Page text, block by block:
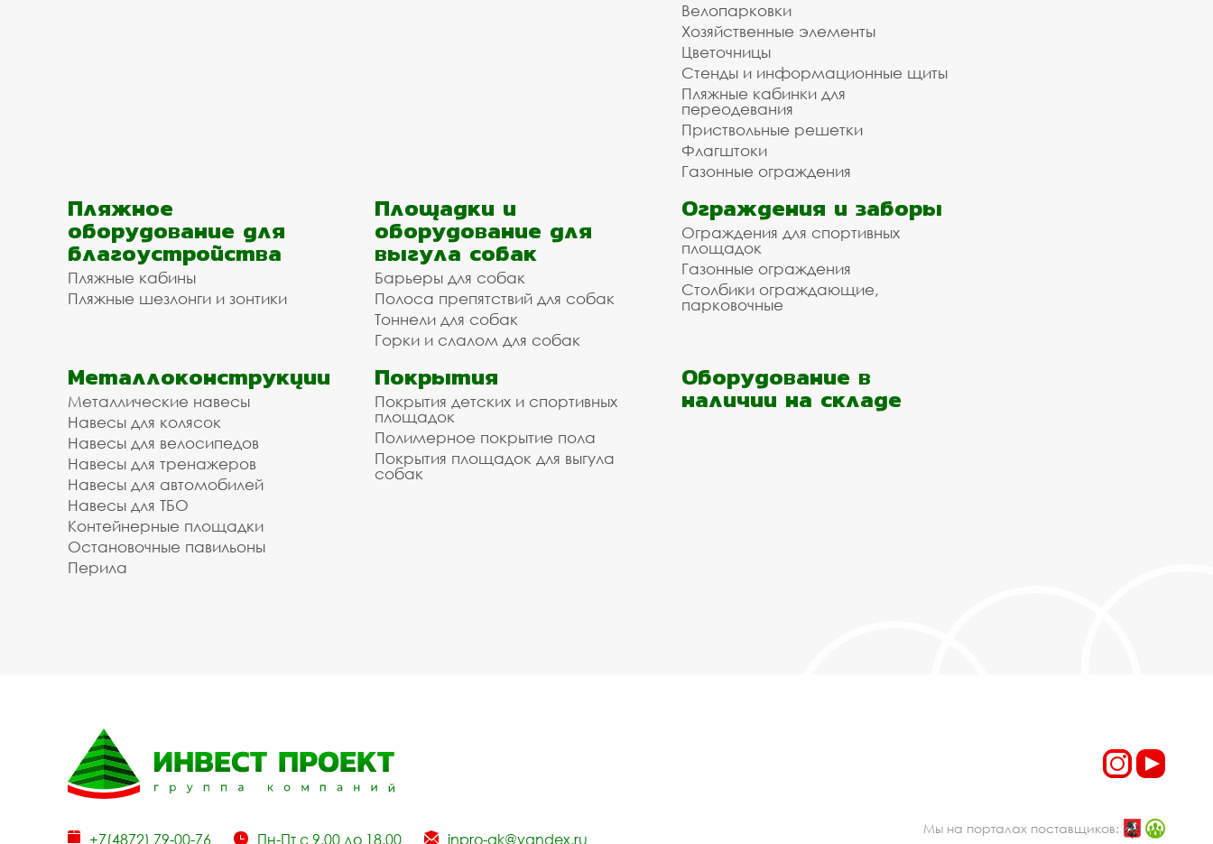
Велопарковки
Хозяйственные элементы
Цветочницы
Стенды и информационные щиты
Пляжные кабинки для
переодевания
Приствольные решетки
Флагштоки
Газонные ограждения
Пляжное
оборудование для
благоустройства
Пляжные кабины
Пляжные шезлонги и зонтики
Площадки и
оборудование для
выгула собак
Барьеры для собак
Полоса препятствий для собак
Тоннели для собак
Горки и слалом для собак
Ограждения и заборы
Ограждения для спортивных
площадок
Газонные ограждения
Столбики ограждающие,
парковочные
Металлоконструкции
Металлические навесы
Навесы для колясок
Навесы для велосипедов
Навесы для тренажеров
Навесы для автомобилей
Навесы для ТБО
Контейнерные площадки
Остановочные павильоны
Перила
Покрытия
Покрытия детских и спортивных
площадок
Полимерное покрытие пола
Покрытия площадок для выгула
собак
Оборудование в
наличии на складе
+7(4872) 79-00-76 Пн-Пт с 9.00 до 18.00 inpro-gk@yandex.ru
Мы на порталах поставщиков: